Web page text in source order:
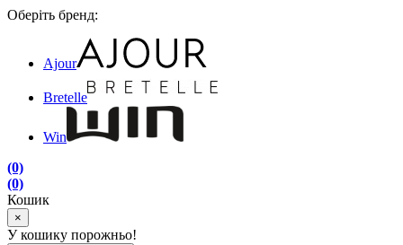
Оберіть бренд:
Ajour
Bretelle
Win
(0)
(0)
Кошик
×
У кошику порожньо!